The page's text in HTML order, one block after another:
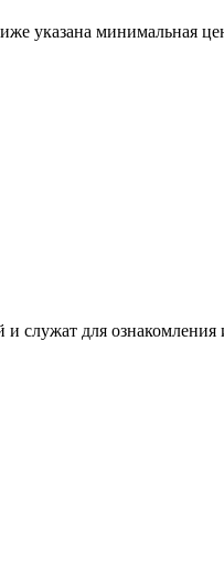
указана минимальная
для ознакомления